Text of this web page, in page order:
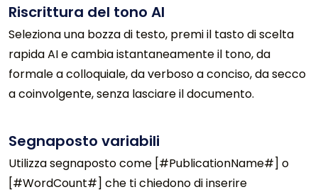
Riscrittura del tono AI
Seleziona una bozza di testo, premi il tasto di scelta
rapida AI e cambia istantaneamente il tono, da
formale a colloquiale, da verboso a conciso, da secco
a coinvolgente, senza lasciare il documento.
Segnaposto variabili
Utilizza segnaposto come [#PublicationName#] o
[#WordCount#] che ti chiedono di inserire